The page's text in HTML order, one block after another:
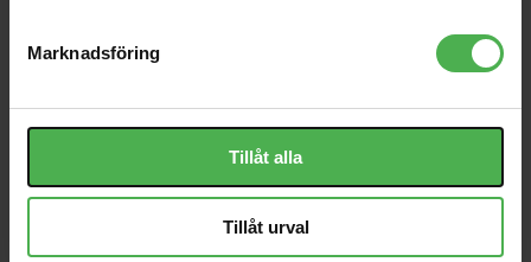
Marknadsföring
Tillåt alla
Tillåt urval
USB-C-anslutning: Anslut enkelt till din PC eller Mac med
Mått: 180 x 45,5 x 99 mm 180 x 45,5 x 99 mm
Med på köpet får du en USB-kabel (typ C till A) och det
Vad finns i lådan
Scarlett 2i2 4:e gen.